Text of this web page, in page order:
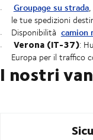
Groupage su strada
le tue spedizioni
Disponibilità camion
Verona (IT-37):
Europa per il traffico
I nostri